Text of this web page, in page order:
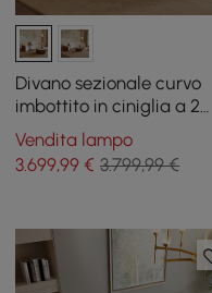
Divano sezionale curvo
imbottito in ciniglia a 2
pezzi Aura da 276,86 cm
Vendita lampo
3.699,99 € 3.799,99 €